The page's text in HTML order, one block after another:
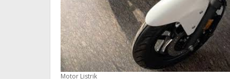
Motor Listrik